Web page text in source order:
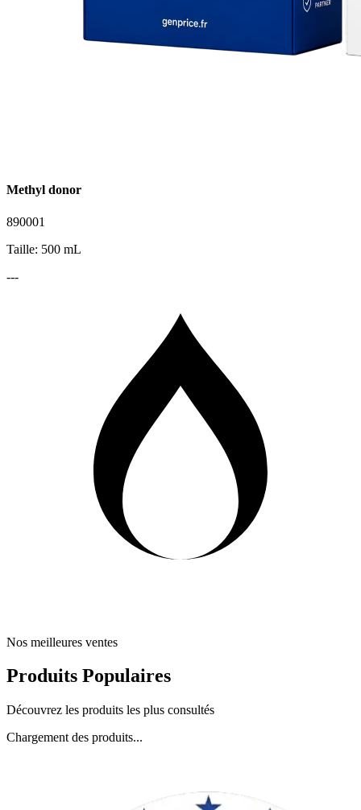
Methyl donor
890001
Taille: 500 mL
---
Nos meilleures ventes
Produits Populaires
Découvrez les produits les plus consultés
Chargement des produits...